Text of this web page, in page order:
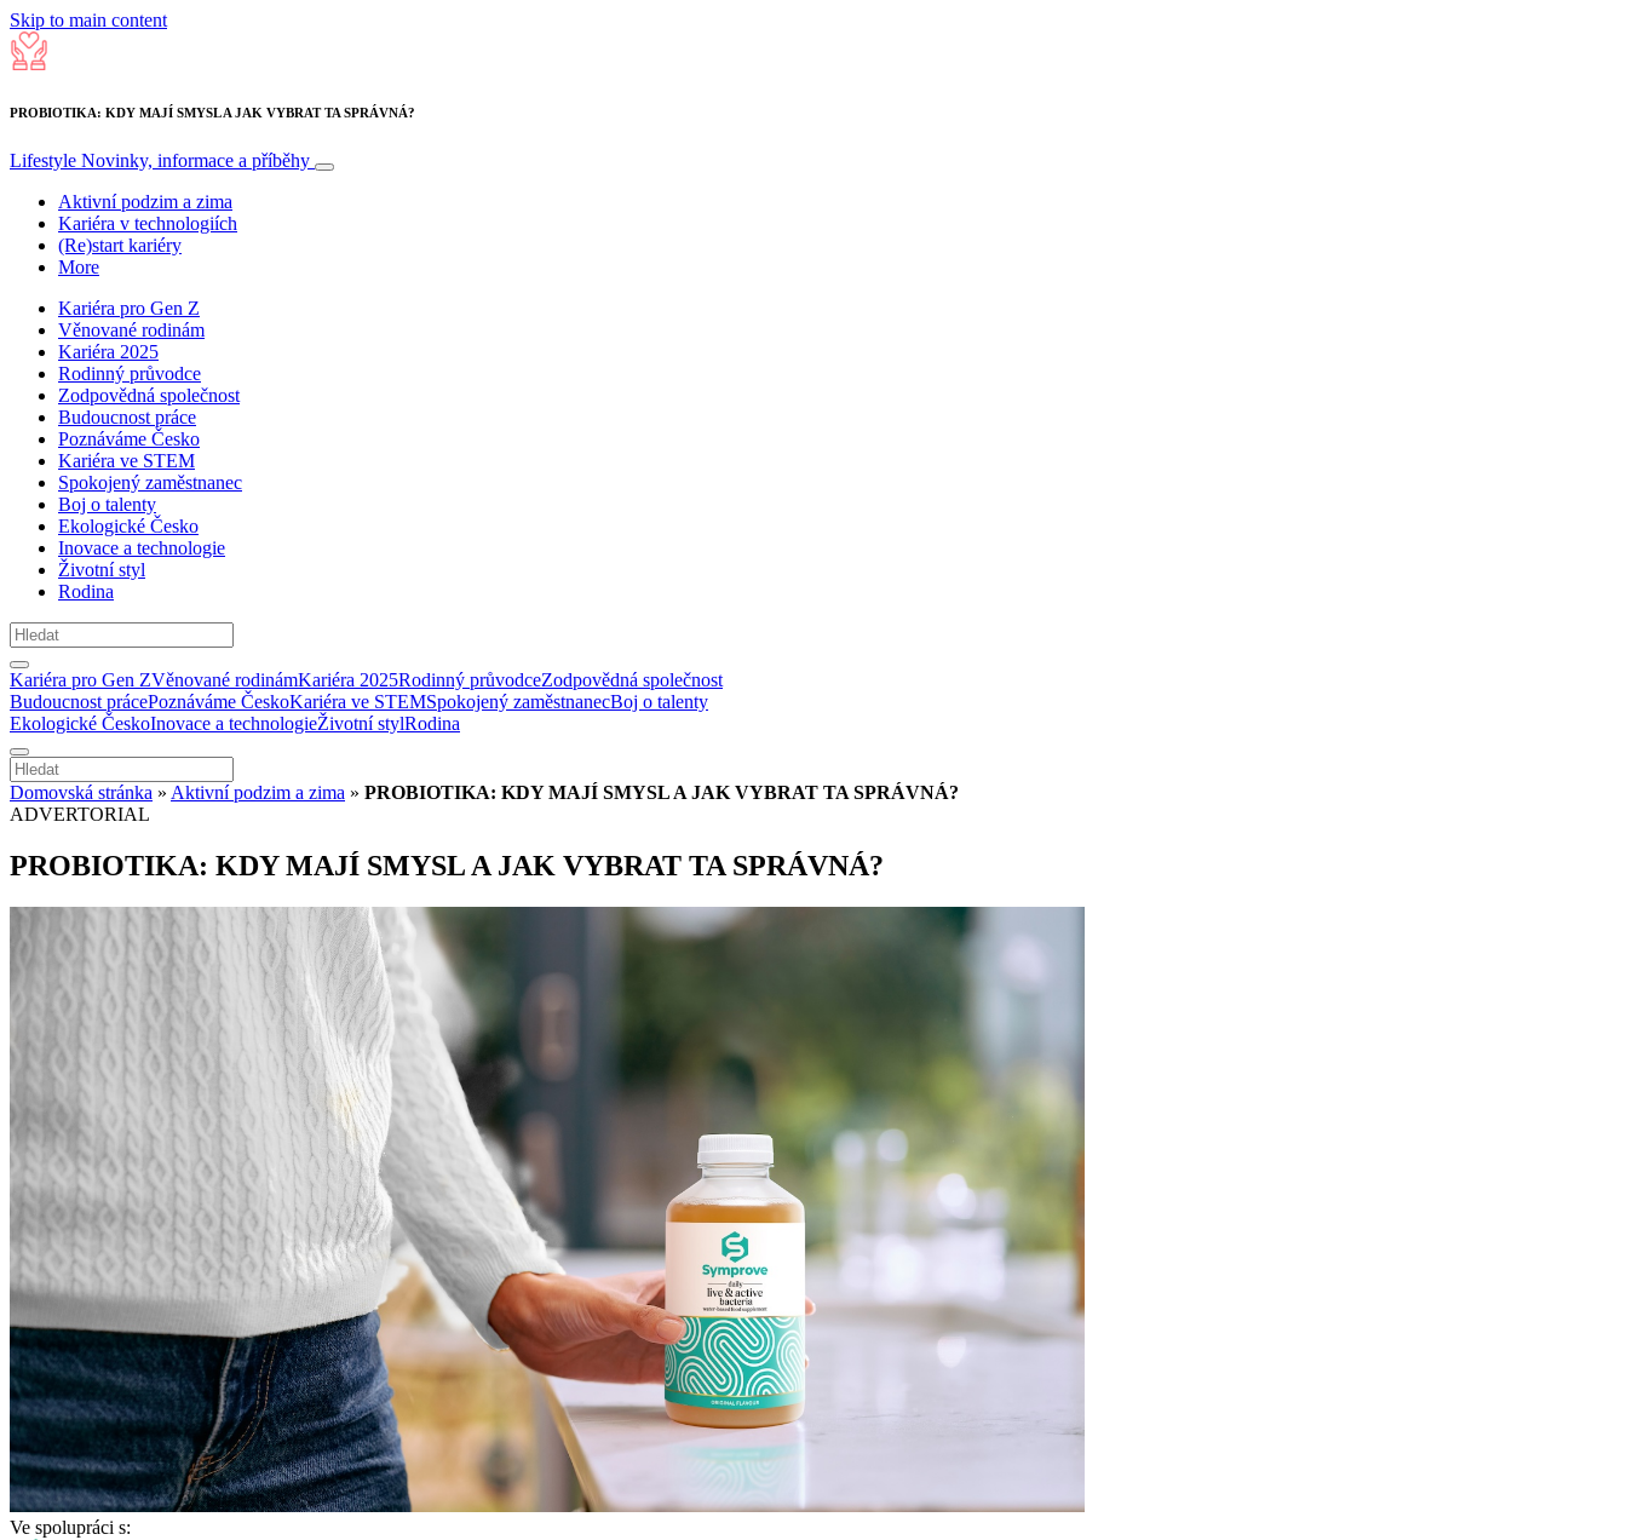
Skip to main content
PROBIOTIKA: KDY MAJÍ SMYSL A JAK VYBRAT TA SPRÁVNÁ?
Lifestyle Novinky, informace a příběhy
Aktivní podzim a zima
Kariéra v technologiích
(Re)start kariéry
More
Kariéra pro Gen Z
Věnované rodinám
Kariéra 2025
Rodinný průvodce
Zodpovědná společnost
Budoucnost práce
Poznáváme Česko
Kariéra ve STEM
Spokojený zaměstnanec
Boj o talenty
Ekologické Česko
Inovace a technologie
Životní styl
Rodina
Kariéra pro Gen ZVěnované rodinámKariéra 2025Rodinný průvodceZodpovědná společnost
Budoucnost prácePoznáváme ČeskoKariéra ve STEMSpokojený zaměstnanecBoj o talenty
Ekologické ČeskoInovace a technologieŽivotní stylRodina
Domovská stránka » Aktivní podzim a zima » PROBIOTIKA: KDY MAJÍ SMYSL A JAK VYBRAT TA SPRÁVNÁ?
ADVERTORIAL
PROBIOTIKA: KDY MAJÍ SMYSL A JAK VYBRAT TA SPRÁVNÁ?
Ve spolupráci s: